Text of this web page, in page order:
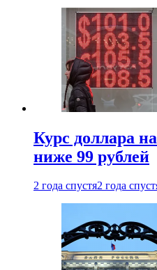
Курс доллара
ниже 99 рублей
2 года спустя2 года